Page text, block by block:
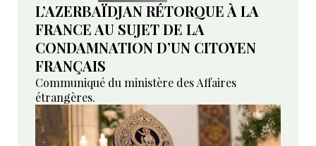
L’AZERBAÏDJAN RÉTORQUE À LA
FRANCE AU SUJET DE LA
CONDAMNATION D’UN CITOYEN
FRANÇAIS
Communiqué du ministère des Affaires
étrangères.